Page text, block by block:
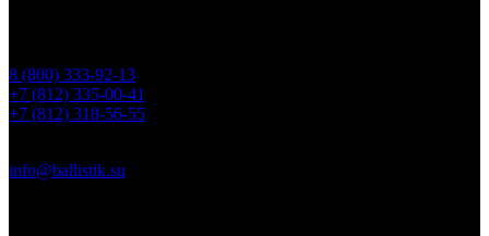
8 (800) 333-92-13
+7 (812) 335-00-41
+7 (812) 318-56-55
info@ballistik.su